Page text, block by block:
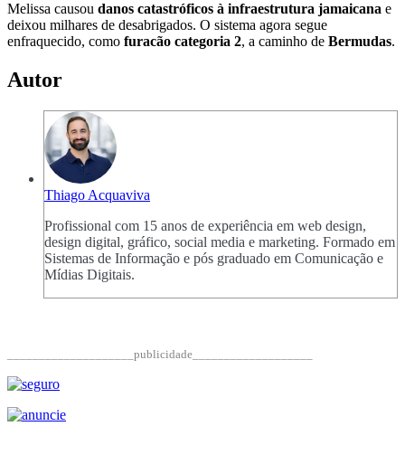
Melissa causou danos catastróficos à infraestrutura jamaicana e
deixou milhares de desabrigados. O sistema agora segue
enfraquecido, como furacão categoria 2, a caminho de Bermudas.
Autor
Thiago Acquaviva
Profissional com 15 anos de experiência em web design,
design digital, gráfico, social media e marketing. Formado em
Sistemas de Informação e pós graduado em Comunicação e
Mídias Digitais.
____________________publicidade___________________